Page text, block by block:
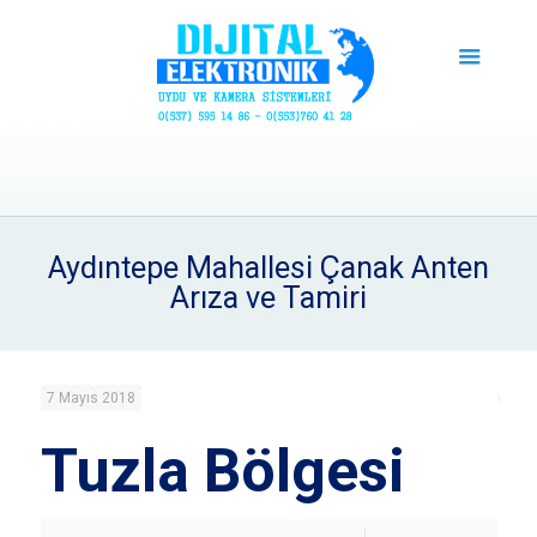
Aydıntepe Mahallesi Çanak Anten
Arıza ve Tamiri
7 Mayıs 2018
Tuzla Bölgesi